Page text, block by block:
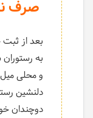
صرف
بعد از ثبت
به
و محلی
دلنشین
دوچندان